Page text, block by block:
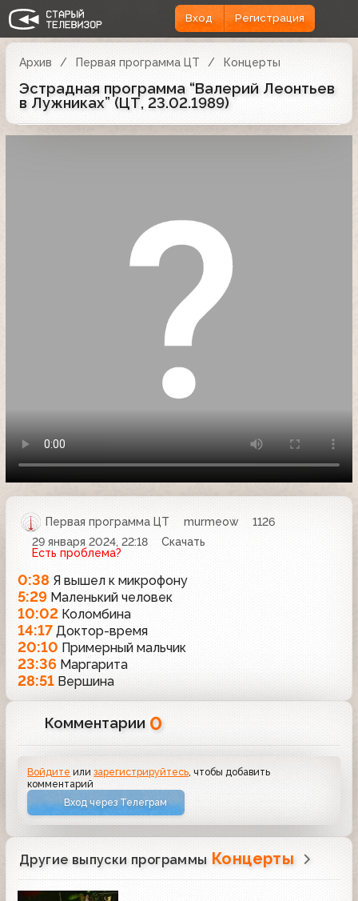
Вход Регистрация
Архив Первая программа ЦТ Концерты
Эстрадная программа “Валерий Леонтьев
в Лужниках” (ЦТ, 23.02.1989)
Первая программа ЦТ murmeow
1126
29 января 2024, 22:18
Скачать
Есть проблема?
0:38 Я вышел к микрофону
5:29 Маленький человек
10:02 Коломбина
14:17 Доктор-время
20:10 Примерный мальчик
23:36 Маргарита
28:51 Вершина
Комментарии 0
Войдите илизарегистрируйтесь , чтобы добавить
комментарий
Вход через Телеграм
Другие выпуски программы Концерты